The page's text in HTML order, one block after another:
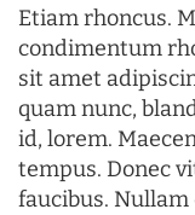
Etiam rhoncus.
condimentum
sit amet
quam nunc,
id, lorem.
tempus. Donec
faucibus.